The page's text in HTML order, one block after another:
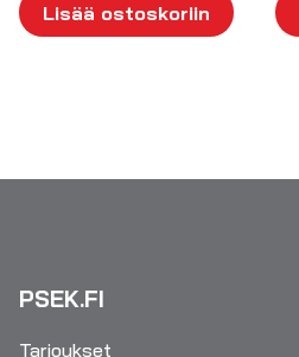
Lisää ostoskoriin
PSEK.FI
Tarjoukset